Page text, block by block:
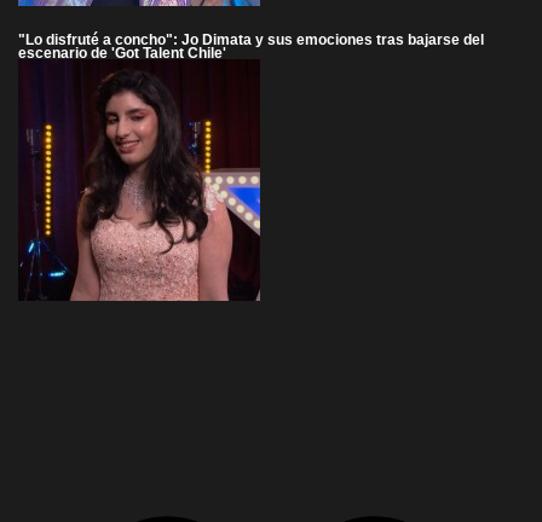
"Lo disfruté a concho": Jo Dimata y sus emociones tras bajarse del
escenario de 'Got Talent Chile'